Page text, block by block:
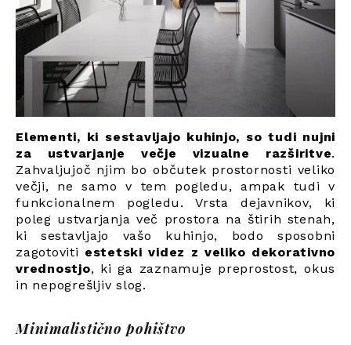
Elementi, ki sestavljajo kuhinjo, so tudi nujni
za ustvarjanje večje vizualne razširitve.
Zahvaljujoč njim bo občutek prostornosti veliko
večji, ne samo v tem pogledu, ampak tudi v
funkcionalnem pogledu. Vrsta dejavnikov, ki
poleg ustvarjanja več prostora na štirih stenah,
ki sestavljajo vašo kuhinjo, bodo sposobni
zagotoviti estetski videz z veliko dekorativno
vrednostjo, ki ga zaznamuje preprostost, okus
in nepogrešljiv slog.
Minimalistično pohištvo